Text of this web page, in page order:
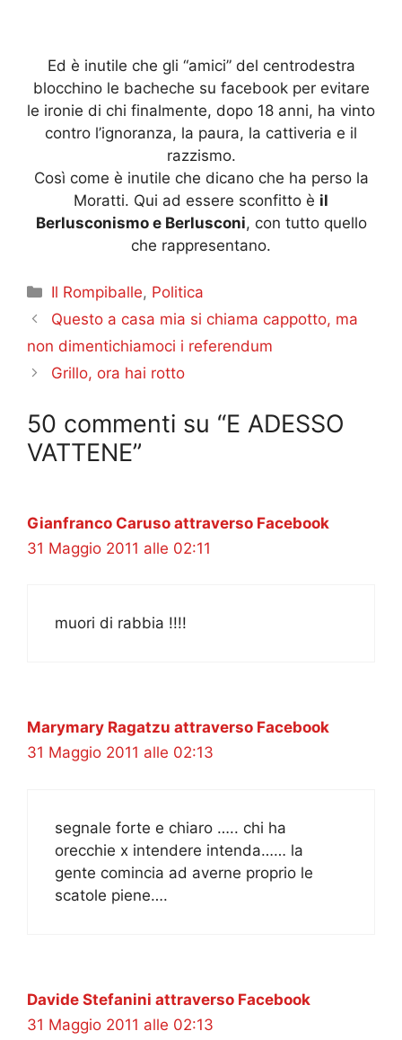
Ed è inutile che gli “amici” del centrodestra
blocchino le bacheche su facebook per evitare
le ironie di chi finalmente, dopo 18 anni, ha vinto
contro l’ignoranza, la paura, la cattiveria e il
razzismo.
Così come è inutile che dicano che ha perso la
Moratti. Qui ad essere sconfitto è il
Berlusconismo e Berlusconi, con tutto quello
che rappresentano.
Categorie
Il Rompiballe, Politica
Questo a casa mia si chiama cappotto, ma
non dimentichiamoci i referendum
Grillo, ora hai rotto
50 commenti su “E ADESSO
VATTENE”
Gianfranco Caruso attraverso Facebook
31 Maggio 2011 alle 02:11
muori di rabbia !!!!
Marymary Ragatzu attraverso Facebook
31 Maggio 2011 alle 02:13
segnale forte e chiaro ….. chi ha
orecchie x intendere intenda…… la
gente comincia ad averne proprio le
scatole piene….
Davide Stefanini attraverso Facebook
31 Maggio 2011 alle 02:13